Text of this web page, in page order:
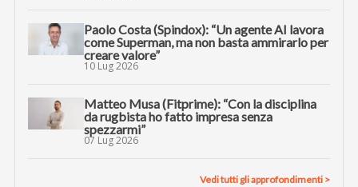
Paolo Costa (Spindox): “Un agente AI lavora
come Superman, ma non basta ammirarlo per
creare valore”
10 Lug 2026
Matteo Musa (Fitprime): “Con la disciplina
da rugbista ho fatto impresa senza
spezzarmi”
07 Lug 2026
Vedi tutti gli approfondimenti >